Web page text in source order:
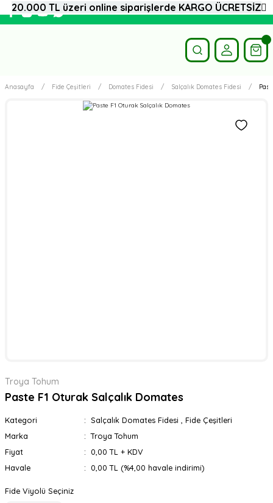
Anasayfa Fide Çeşitleri Domates Fidesi Salçalık Domates Fidesi
Troya Tohum
Paste F1 Oturak Salçalık Domates
Kategori Salçalık Domates Fidesi
Fide Çeşitleri
Marka
Troya Tohum
Fiyat
0,00 TL + KDV
Havale
0,00 TL (%4,00 havale indirimi)
Fide Viyolü Seçiniz
20.000 TL üzeri online siparişlerde KARGO ÜCRETSİZ